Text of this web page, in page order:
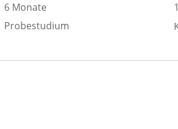
6 Monate
Probestudium